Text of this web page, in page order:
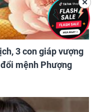
3 con giáp vượng
mệnh Phượng
✕